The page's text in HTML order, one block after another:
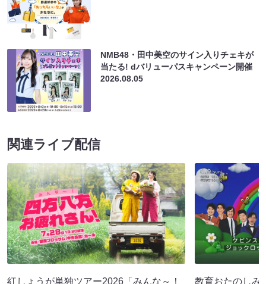
NMB48・田中美空のサイン入りチェキが
当たる! dバリューパスキャンペーン開催
2026.08.05
関連ライブ配信
紅しょうが単独ツアー2026「みんな～！
教育おたのしみ